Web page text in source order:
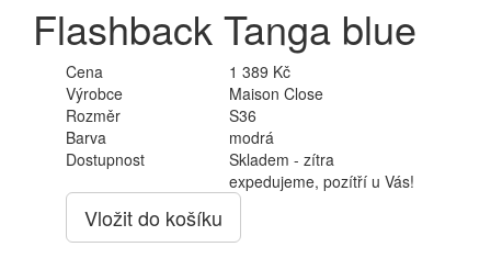
Flashback Tanga blue
Cena
1 389 Kč
Výrobce
Maison Close
Rozměr
S36
Barva
modrá
Dostupnost
Skladem - zítra
expedujeme, pozítří u Vás!
Vložit do košíku